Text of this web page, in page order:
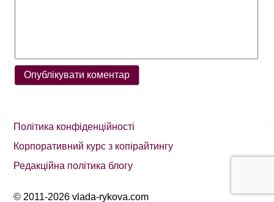
Політика конфіденційності
Корпоративний курс з копірайтингу
Редакційна політика блогу
© 2011-2026 vlada-rykova.com